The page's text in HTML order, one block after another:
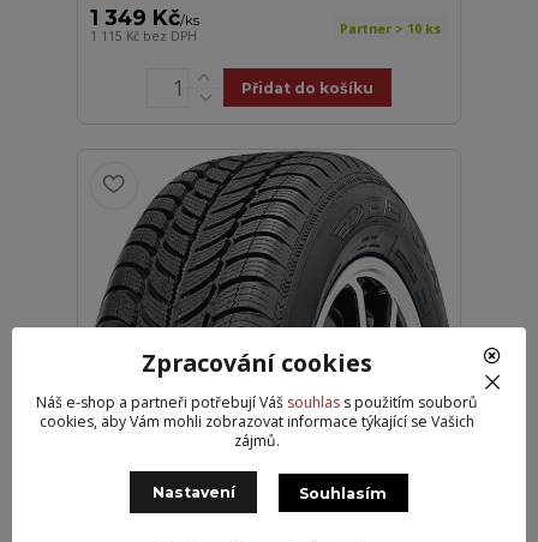
1 349 Kč/ks
1 115 Kč bez DPH Partner > 10 ks
Přidat do košíku
Dębica 195/65R15 91T Frigo 2
DOT25
1 349 Kč
Zpracování cookies
Náš e-shop a partneři potřebují Váš souhlass použitím souborů
cookies, aby Vám mohli zobrazovat informace týkající se Vašich
zájmů.
Nastavení Souhlasím